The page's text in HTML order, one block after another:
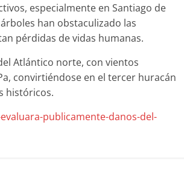
especialmente en Santiago de
han obstaculizado las
pérdidas de vidas humanas.
Atlántico norte, con vientos
convirtiéndose en el tercer huracán
históricos.
publicamente-danos-del-